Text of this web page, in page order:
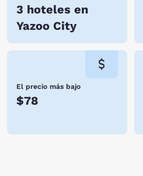
3 hoteles en
Yazoo City
El precio más bajo
$78